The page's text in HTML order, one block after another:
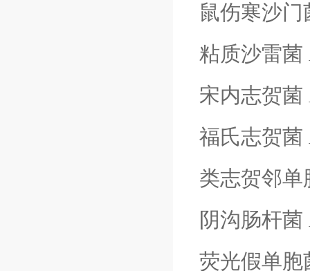
鼠伤寒沙门
粘质沙雷菌
宋内志贺菌
福氏志贺菌
类志贺邻单
阴沟肠杆菌
荧光假单胞